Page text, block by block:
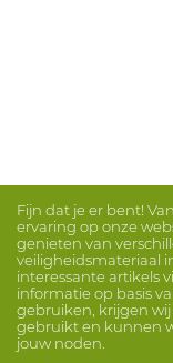
Fijn dat je er bent!
ervaring op onze
genieten van
veiligheidsmateriaal
interessante artikels
informatie op basis
gebruiken, krijgen
gebruikt en kunnen
jouw noden.